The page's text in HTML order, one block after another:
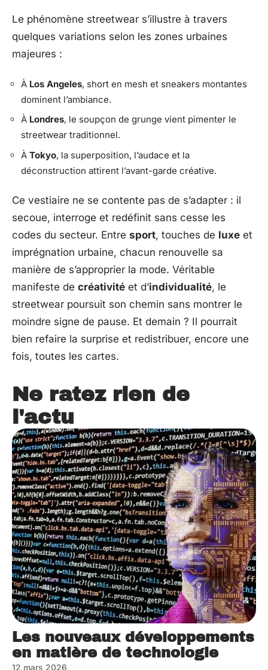
Le phénomène streetwear s’illustre à travers
quelques variations selon les zones urbaines
majeures :
À Los Angeles, short en mesh et sneakers montantes
dominent l’ambiance.
À Londres, le soupçon de grunge vient pimenter le
streetwear traditionnel.
À Tokyo, la superposition, l’audace et la
déconstruction attirent l’avant-garde créative.
Ce vestiaire ne se contente pas de s’adapter : il
secoue, interroge et redéfinit sans cesse les
codes du secteur. Entre sport, touches de luxe et
imprégnation urbaine, chacun renouvelle sa
manière de s’approprier la mode. Véritable
manifeste de créativité et d’individualité, le
streetwear poursuit son chemin sans montrer le
moindre signe de pause. Et demain ? Il pourrait
bien refaire la surprise et redistribuer, encore une
fois, toutes les cartes.
Ne ratez rien de
l'actu
Les nouveaux développements
en matière de technologie
12 mars 2026